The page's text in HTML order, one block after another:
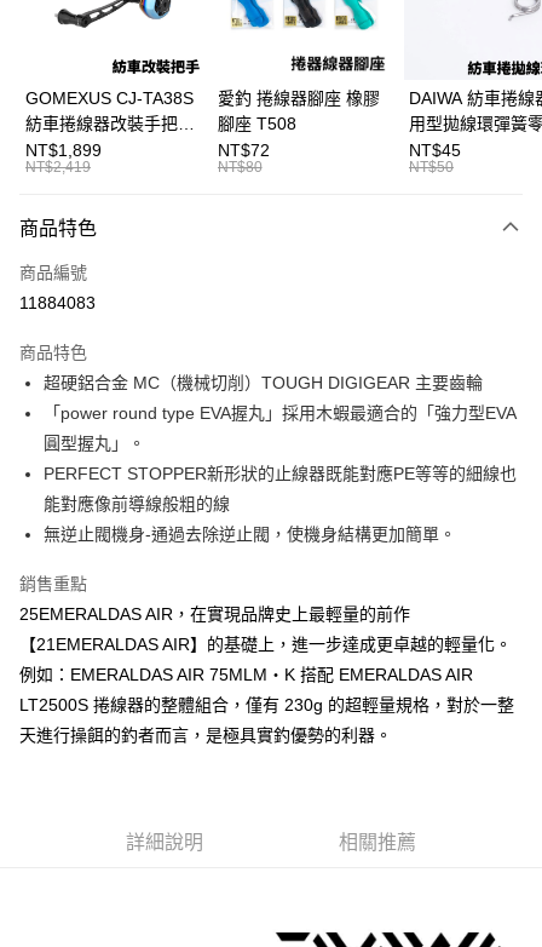
華南商業銀行
彰化商業銀行
台北富邦商業銀行
國泰世華商業銀行
兆豐國際商業銀行
台中商業銀行
匯豐（台灣）商業銀行
華泰商業銀行
聯邦商業銀行
元大商業銀行
台灣樂天信用卡公司
悠遊付
大哥付你分期
【大哥付你分期使用說明】
2.付款方式選擇「大哥付你分期」，訂單成立後會自動跳轉到大哥付的交易
流程，驗證手機門號後，選擇欲分期的期數、繳款截止日，確認付款後即完
4.訂單成立30分鐘內，如未前往確認交易或遇審核未通過，訂單將自動取
消。如遇「轉專審核」未通過狀況，表示未達大哥付你分期系統評分，恕無
法說明評估內容。
【繳款方式說明】
1.分期款項不併入電信帳單，「大哥付你分期」於每月結算日後寄送繳費提
醒簡訊。
帳／街口支付／iPASS MONEY」等通路繳費。
1.本服務係由「台灣大哥大股份有限公司」（以下簡稱本公司）所提供，讓
買賣價金債權讓與本公司後，依約使用本公司帳單繳交帳款。
2.基於同意付款使用「大哥付你分期」之契約關係目的，商店將以您的個人
資料（包含姓名、電話或地址）提供予台灣大哥大進項蒐集、處理及利用，
由本公司與您本人進行分期帳單所需資料之確認、核對及更正。
3.完整用戶服務條款，請詳閱以下連結：https://oppay.tw/userRule
相關說明
【關於「AFTEE先享後付」】
便利好安心！
２．便利：只要手機號碼，簡訊認證，即可結帳。
３．安心：先確認商品／服務後，再付款。
【「AFTEE先享後付」結帳流程】
１．於結帳方式選擇「AFTEE先享後付」後，將跳轉至「AFTEE先享後付」
結帳頁面，進行簡訊認證並確認金額後，即可完成結帳。
３．收到繳費通知簡訊後14天內，點擊此簡訊中的連結，可透過四大超商／
※ 請注意：結帳手續完成當下不需立刻繳費，但若您需要取消訂單，請聯絡
購買商品的店家。未經商家同意取消之訂單仍視為有效，需透過AFTEE先享
※ 交易是否成功請以「AFTEE先享後付 」之結帳頁面顯示為準，若有關於
是否繳費成功／繳費後需取消欲退款等相關疑問，請聯繫「AFTEE先享後付
客戶支援中心」https://netprotections.freshdesk.com/support/home
【注意事項】
https://aftee.tw/terms/#terms3
４．使用「AFTEE先享後付」時，將依據個別帳號之用戶狀況，依本公司即
貨到付款
運送方式
全家取貨付款
每筆NT$60，滿NT$1,200(含以上)免運費
付款後全家取貨
每筆NT$60，滿NT$1,200(含以上)免運費
7-11取貨付款
每筆NT$60，滿NT$1,200(含以上)免運費
付款後7-11取貨
每筆NT$60，滿NT$1,200(含以上)免運費
貨到付款（門市自取請勿下單，請聯繫客服）
GOMEXUS CJ-TA38S
紡車捲線器改裝手把
SHIMANO改裝品 紡車
改裝手把 I052
NT$1,899
NT$2,419
愛釣 捲線器腳座 橡膠
腳座 T508
NT$72
NT$80
DAIWA 紡車捲線
用型拋線環彈簧
線規 耳朵彈簧 紡
零件 T927
NT$45
NT$50
商品特色
商品編號
11884083
商品特色
超硬鋁合金 MC（機械切削）TOUGH DIGIGEAR 主要齒輪
「power round type EVA握丸」採用木蝦最適合的「強力型EVA
圓型握丸」。
PERFECT STOPPER新形狀的止線器既能對應PE等等的細線也
能對應像前導線般粗的線
無逆止閥機身-通過去除逆止閥，使機身結構更加簡單。
銷售重點
25EMERALDAS AIR，在實現品牌史上最輕量的前作
【21EMERALDAS AIR】的基礎上，進一步達成更卓越的輕量化。
例如：EMERALDAS AIR 75MLM・K 搭配 EMERALDAS AIR
LT2500S 捲線器的整體組合，僅有 230g 的超輕量規格，對於一整
天進行操餌的釣者而言，是極具實釣優勢的利器。
詳細說明 相關推薦